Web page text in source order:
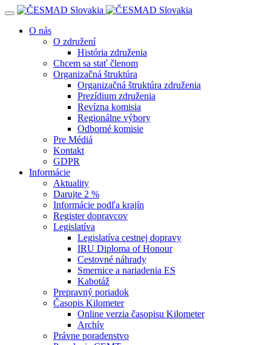
Navigácia
O nás
O združení
História združenia
Chcem sa stať členom
Organizačná štruktúra
Organizačná štruktúra združenia
Prezídium združenia
Revízna komisia
Regionálne výbory
Odborné komisie
Pre Médiá
Kontakt
GDPR
Informácie
Aktuality
Darujte 2 %
Informácie podľa krajín
Register dopravcov
Legislatíva
Legislatíva cestnej dopravy
IRU Diploma of Honour
Cestovné náhrady
Smernice a nariadenia ES
Kabotáž
Prepravný poriadok
Časopis Kilometer
Online verzia časopisu Kilometer
Archív
Právne poradenstvo